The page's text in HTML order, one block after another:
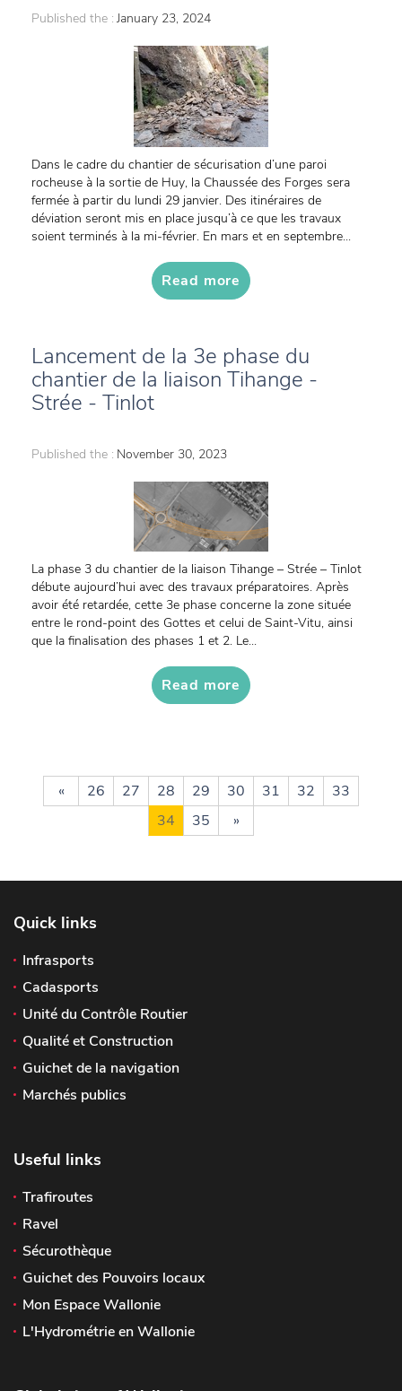
Published the : January 23, 2024
Dans le cadre du chantier de sécurisation d’une paroi
rocheuse à la sortie de Huy, la Chaussée des Forges sera
fermée à partir du lundi 29 janvier. Des itinéraires de
déviation seront mis en place jusqu’à ce que les travaux
soient terminés à la mi-février. En mars et en septembre...
Read more
Lancement de la 3e phase du
chantier de la liaison Tihange -
Strée - Tinlot
Published the : November 30, 2023
La phase 3 du chantier de la liaison Tihange – Strée – Tinlot
débute aujourd’hui avec des travaux préparatoires. Après
avoir été retardée, cette 3e phase concerne la zone située
entre le rond-point des Gottes et celui de Saint-Vitu, ainsi
que la finalisation des phases 1 et 2. Le...
Read more
« 26 27 28 29 30 31 32
33
34
35 »
Quick links
Infrasports
Cadasports
Unité du Contrôle Routier
Qualité et Construction
Guichet de la navigation
Marchés publics
Useful links
Trafiroutes
Ravel
Sécurothèque
Guichet des Pouvoirs locaux
Mon Espace Wallonie
L'Hydrométrie en Wallonie